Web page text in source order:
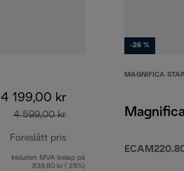
4 199,00 kr
4 599,00 kr
Foreslått pris
opprinnelig pris 4
Inkludert MVA-beløp på
839,80 kr ( 25%)
-26 %
MAGNIFICA